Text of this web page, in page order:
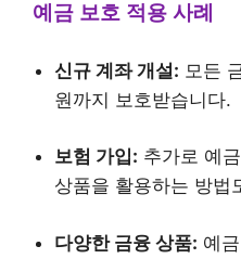
예금 보호 적용 사례
신규 계좌 개설: 모든
원까지 보호받습니다.
보험 가입: 추가로 예
상품을 활용하는 방법
다양한 금융 상품: 예